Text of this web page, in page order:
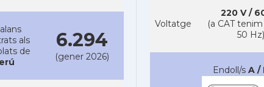
als
de
6.294
(gener 2026)
Voltatge
220 V /
(a CAT
50 Hz)
Endoll/s A /